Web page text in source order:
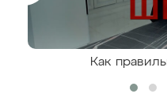
Как